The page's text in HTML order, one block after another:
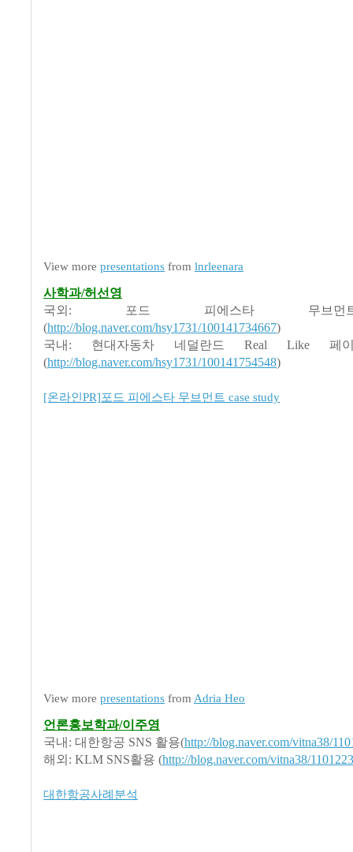
View more presentations from lnrleenara
사학과/허선영
국외: 포드 피에스타 무브
(http://blog.naver.com/hsy1731/100141734667)
국내: 현대자동차 네덜란드 Real Like 페
(http://blog.naver.com/hsy1731/100141754548)
[온라인PR]포드 피에스타 무브먼트 case study
View more presentations fromAdria Heo
언론홍보학과/이주영
국내: 대한항공 SNS 활용(http://blog.naver.com/vitna38/
해외: KLM SNS활용 (http://blog.naver.com/vitna38/
대한항공사례분석